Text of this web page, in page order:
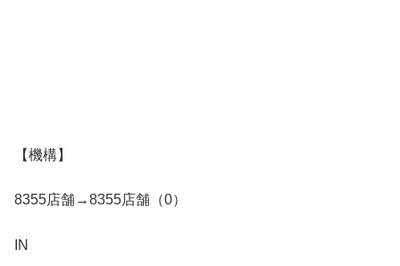
【機構】
8355店舗→8355店舗（0）
IN